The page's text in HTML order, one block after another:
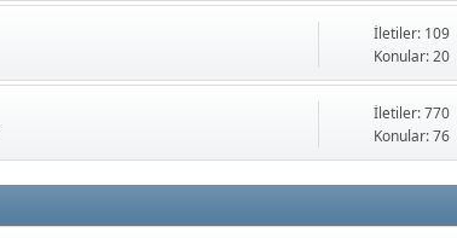
İletiler: 109
Konular: 20
İletiler: 770
Konular: 76